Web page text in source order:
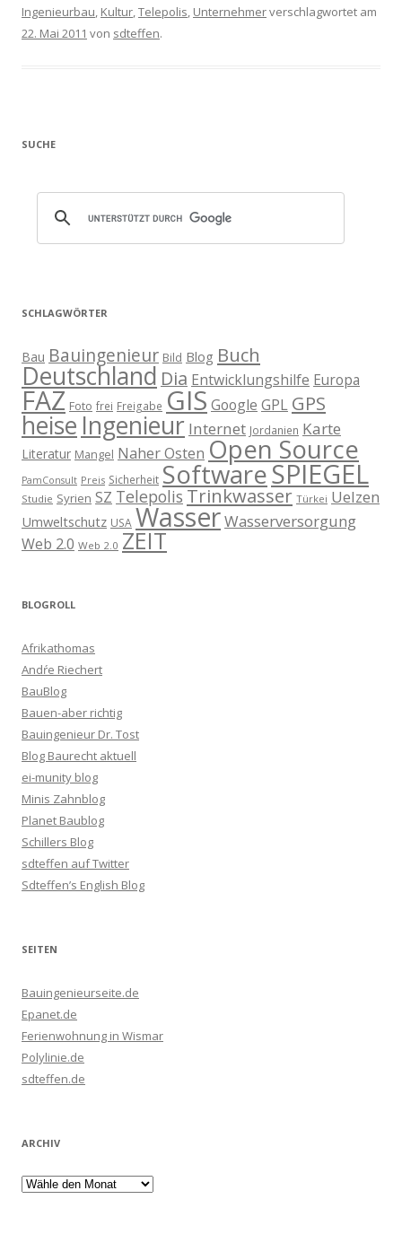
Ingenieurbau, Kultur,Telepolis, Unternehmerverschlagwortet am
22. Mai 2011 von sdteffen.
SUCHE
SCHLAGWÖRTER
Bau Bauingenieur Bild Blog Buch
Deutschland Dia Entwicklungshilfe Europa
FAZ Foto frei Freigabe GIS Google GPL GPS
heise Ingenieur Internet Jordanien Karte
Literatur Mangel Naher Osten Open Source
PamConsult Preis Sicherheit SoftwareSPIEGEL
Studie Syrien SZ Telepolis Trinkwasser Türkei Uelzen
Umweltschutz USA WasserWasserversorgung
Web 2.0 Web 2.0 ZEIT
BLOGROLL
Afrikathomas
Andŕe Riechert
BauBlog
Bauen-aber richtig
Bauingenieur Dr. Tost
Blog Baurecht aktuell
ei-munity blog
Minis Zahnblog
Planet Baublog
Schillers Blog
sdteffen auf Twitter
Sdteffen’s English Blog
SEITEN
Bauingenieurseite.de
Epanet.de
Ferienwohnung in Wismar
Polylinie.de
sdteffen.de
ARCHIV